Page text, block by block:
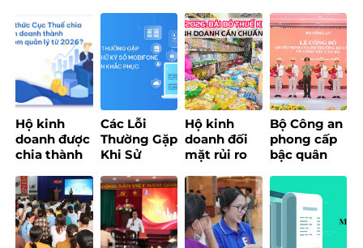
của hộ kinh
doanh bắt
buộc phải
đúng tên
đăng ký
Token – Nên
chọn loại
nào?
Ký Tại Trang
Bảo Hiểm
Xã Hội
chính sách
Hộ kinh
doanh được
chia thành
áp dụng
quy định
mới trong
chuyển đổi
Các Lỗi
Thường Gặp
Khi Sử
Ký Số
MobiFone
Và Cách
Khắc Phục
Hộ kinh
doanh đối
mặt rủi ro
thuế với
doanh thu
quanh
ngưỡng 200
Bộ Công an
phong cấp
bậc quân
chủ chốt
MobiFone